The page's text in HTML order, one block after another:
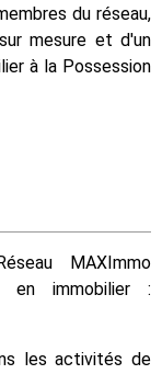
du réseau,
mesure et d'un
à la Possession
MAXImmo
en immobilier :
les activités de